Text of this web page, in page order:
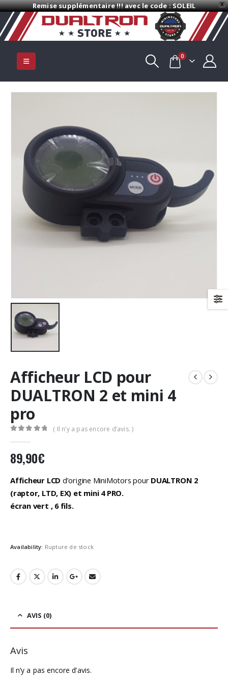
X
Remise supplémentaire !!! avec le code : SOLEIL
0
Afficheur LCD pour
DUALTRON 2 et mini 4
pro
( Il n’y a pas encore d’avis. )
89,90€
Afficheur LCD d’origine MiniMotors pour DUALTRON 2
(raptor, LTD, EX) et mini 4 PRO.
écran vert , 6 fils.
Availability: Rupture de stock
AVIS (0)
Avis
Il n’y a pas encore d’avis.